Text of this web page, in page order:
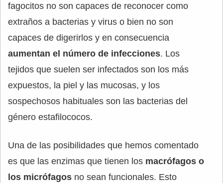
fagocitos no son capaces de reconocer como
extraños a bacterias y virus o bien no son
capaces de digerirlos y en consecuencia
aumentan el número de infecciones. Los
tejidos que suelen ser infectados son los más
expuestos, la piel y las mucosas, y los
sospechosos habituales son las bacterias del
género estafilococos.
Una de las posibilidades que hemos comentado
es que las enzimas que tienen los macrófagos o
los micrófagos no sean funcionales. Esto